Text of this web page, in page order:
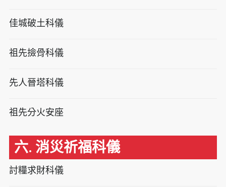
佳城破土科儀
祖先撿骨科儀
先人晉塔科儀
祖先分火安座
六. 消災祈福科儀
討糧求財科儀